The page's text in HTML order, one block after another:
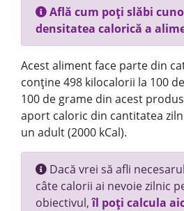
Află cum poți slăbi
densitatea calorică a
Acest aliment face parte din
conține 498 kilocalorii la 100
100 de grame din acest
aport caloric din cantitatea
un adult (2000 kCal).
Dacă vrei să afli
câte calorii ai nevoie zilnic
obiectivul,îl poți calcula